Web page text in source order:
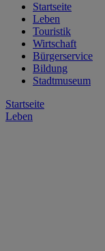
Startseite
Leben
Touristik
Wirtschaft
Bürgerservice
Bildung
Stadtmuseum
Startseite
Leben